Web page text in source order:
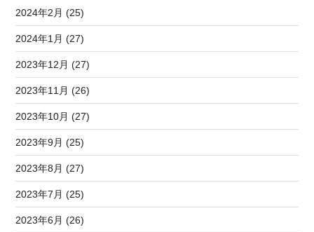
2024年2月 (25)
2024年1月 (27)
2023年12月 (27)
2023年11月 (26)
2023年10月 (27)
2023年9月 (25)
2023年8月 (27)
2023年7月 (25)
2023年6月 (26)